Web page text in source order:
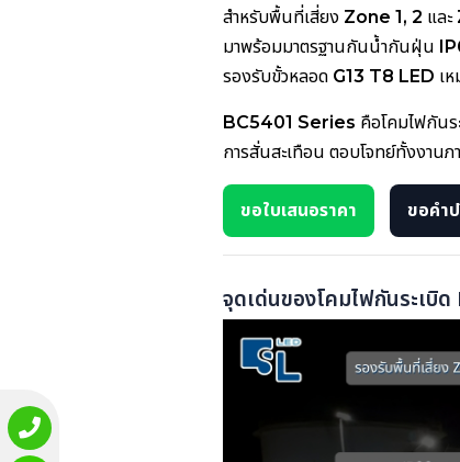
สำหรับพื้นที่เสี่ยง Zone 1, 2 และ
มาพร้อมมาตรฐานกันน้ำกันฝุ่น
รองรับขั้วหลอด G13 T8 LED เ
BC5401 Series คือโคมไฟกัน
การสั่นสะเทือน ตอบโจทย์ทั้งงานภ
ขอใบเสนอราคา ขอคำ
จุดเด่นของโคมไฟกันระเบิ